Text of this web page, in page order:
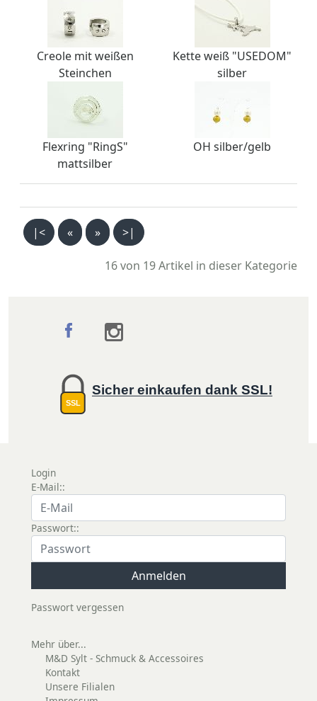
Creole mit weißen
Steinchen
Kette weiß "USEDOM"
silber
Flexring "RingS"
mattsilber
OH silber/gelb
|< « » >|
16 von 19Artikel in dieser Kategorie
SSL
Sicher einkaufen dank SSL!
Login
E-Mail::
Passwort::
Passwort vergessen
Mehr über...
M&D Sylt - Schmuck & Accessoires
Kontakt
Unsere Filialen